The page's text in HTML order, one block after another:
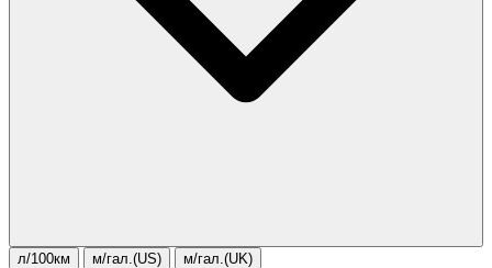
л/100км м/гал.(US) м/гал.(UK)